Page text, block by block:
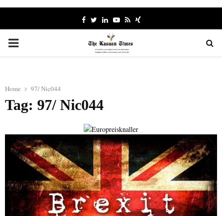
Facebook
TwitterLinkedinYoutube
RssXing
PRIMARY
Home 97/ Nic044
Tag: 97/ Nic044